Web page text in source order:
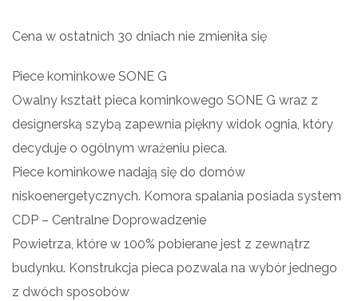
Cena w ostatnich 30 dniach nie zmieniła się
Piece kominkowe SONE G
Owalny kształt pieca kominkowego SONE G wraz z
designerską szybą zapewnia piękny widok ognia, który
decyduje o ogólnym wrażeniu pieca.
Piece kominkowe nadają się do domów
niskoenergetycznych. Komora spalania posiada system
CDP – Centralne Doprowadzenie
Powietrza, które w 100% pobierane jest z zewnątrz
budynku. Konstrukcja pieca pozwala na wybór jednego
z dwóch sposobów